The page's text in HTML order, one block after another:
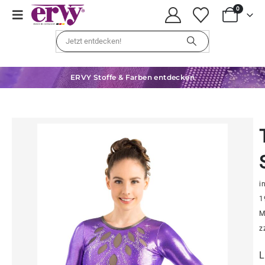
0
ERVY Stoffe & Farben entdecken